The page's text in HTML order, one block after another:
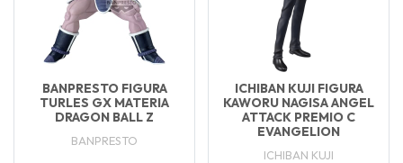
BANPRESTO FIGURA
TURLES GX MATERIA
DRAGON BALL Z
BANPRESTO
ICHIBAN KUJI FIGURA
KAWORU NAGISA ANGEL
ATTACK PREMIO C
EVANGELION
ICHIBAN KUJI